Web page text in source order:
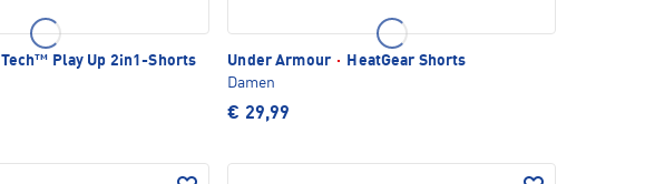
Tech™ Play Up 2in1-Shorts
Under Armour ·
HeatGear Shorts
Damen
€ 29,99